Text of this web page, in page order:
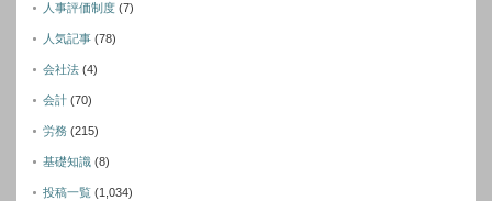
人事評価制度 (7)
人気記事 (78)
会社法 (4)
会計 (70)
労務 (215)
基礎知識 (8)
投稿一覧 (1,034)